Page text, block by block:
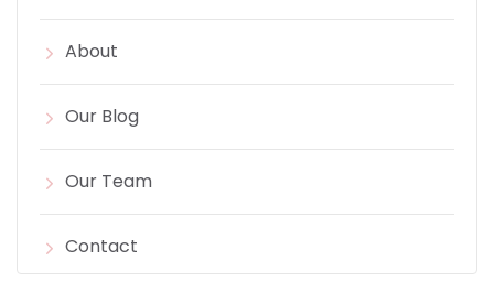
About
Our Blog
Our Team
Contact